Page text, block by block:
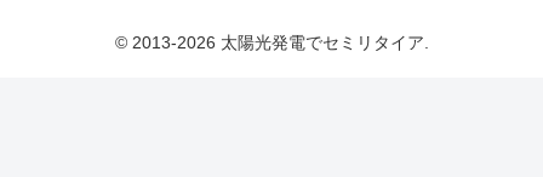
© 2013-2026 太陽光発電でセミリタイア.